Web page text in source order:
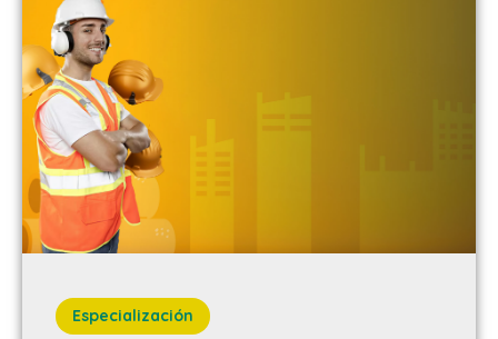
Especialización